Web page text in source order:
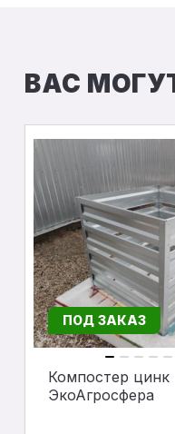
ВАС
ПОД ЗАКАЗ
Компостер цинк
ЭкоАгросфера